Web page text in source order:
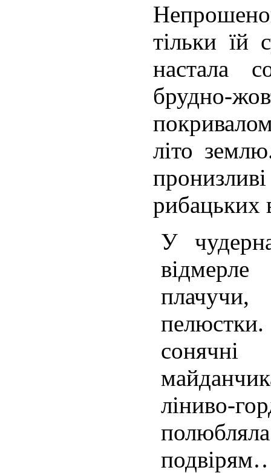
тільки їй
настала
брудно-
літо
рибацьких
У
плачучи,
ліниво-